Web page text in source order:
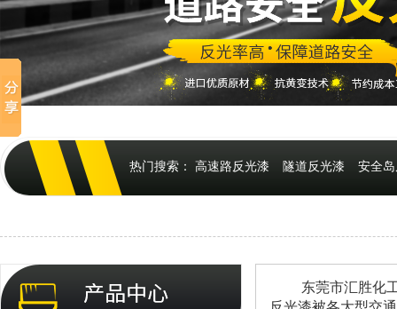
热门搜索： 高速路反光漆 隧道反光漆 安全
东莞市汇胜化工